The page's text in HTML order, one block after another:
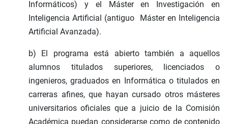
Informáticos) y el Máster en Investigación en
Inteligencia Artificial (antiguo Máster en Inteligencia
Artificial Avanzada).
b) El programa está abierto también a aquellos
alumnos titulados superiores, licenciados o
ingenieros, graduados en Informática o titulados en
carreras afines, que hayan cursado otros másteres
universitarios oficiales que a juicio de la Comisión
Académica puedan considerarse como de contenido